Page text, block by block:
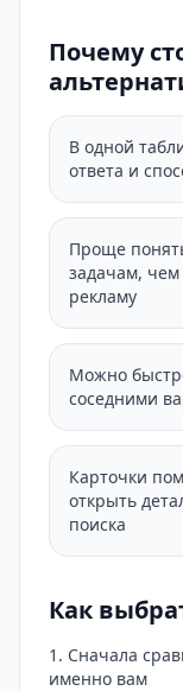
Почему
В одной
ответа и
Проще
задачам, чем
рекламу
Можно
соседними
Карточки
открыть
поиска
Как
Сначала
именно вам